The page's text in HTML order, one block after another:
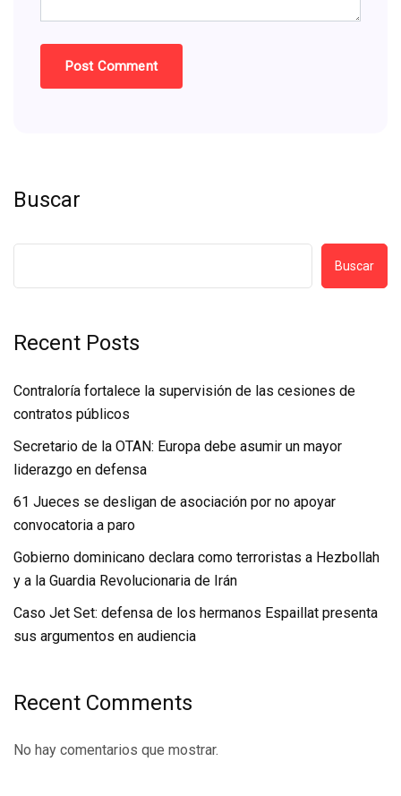
Buscar
Buscar
Recent Posts
Contraloría fortalece la supervisión de las cesiones de
contratos públicos
Secretario de la OTAN: Europa debe asumir un mayor
liderazgo en defensa
61 Jueces se desligan de asociación por no apoyar
convocatoria a paro
Gobierno dominicano declara como terroristas a Hezbollah
y a la Guardia Revolucionaria de Irán
Caso Jet Set: defensa de los hermanos Espaillat presenta
sus argumentos en audiencia
Recent Comments
No hay comentarios que mostrar.